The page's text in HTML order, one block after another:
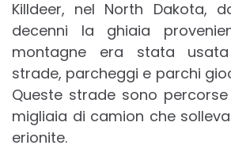
Killdeer, nel North Dakota,
decenni la ghiaia
montagne era stata
strade, parcheggi e parchi
Queste strade sono
migliaia di camion che
erionite.